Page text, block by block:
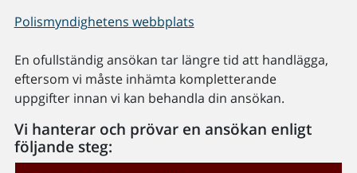
Polismyndighetens webbplats
En ofullständig ansökan tar längre tid att handlägga,
eftersom vi måste inhämta kompletterande
uppgifter innan vi kan behandla din ansökan.
Vi hanterar och prövar en ansökan enligt
följande steg: